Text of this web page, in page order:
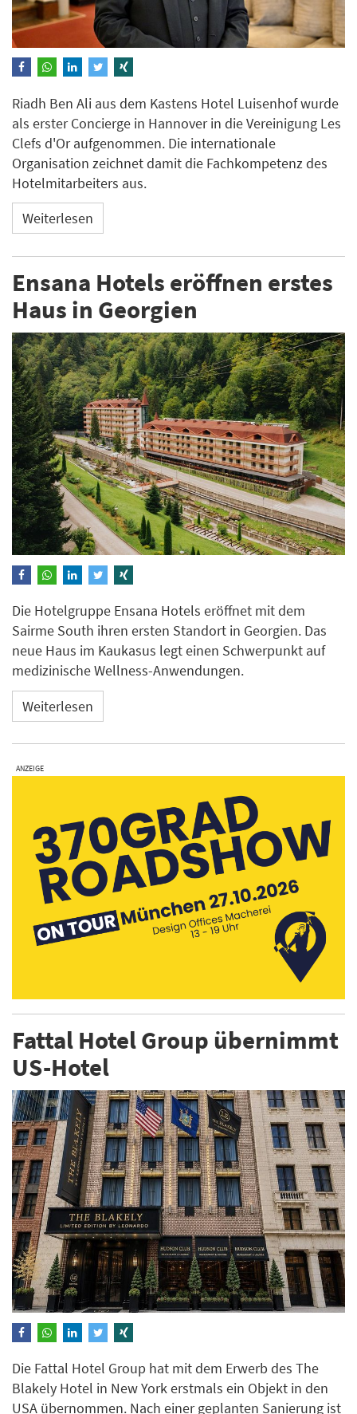
Riadh Ben Ali aus dem Kastens Hotel Luisenhof wurde
als erster Concierge in Hannover in die Vereinigung Les
Clefs d'Or aufgenommen. Die internationale
Organisation zeichnet damit die Fachkompetenz des
Hotelmitarbeiters aus.
Weiterlesen
Ensana Hotels eröffnen erstes
Haus in Georgien
Die Hotelgruppe Ensana Hotels eröffnet mit dem
Sairme South ihren ersten Standort in Georgien. Das
neue Haus im Kaukasus legt einen Schwerpunkt auf
medizinische Wellness-Anwendungen.
Weiterlesen
ANZEIGE
Fattal Hotel Group übernimmt
US-Hotel
Die Fattal Hotel Group hat mit dem Erwerb des The
Blakely Hotel in New York erstmals ein Objekt in den
USA übernommen. Nach einer geplanten Sanierung ist